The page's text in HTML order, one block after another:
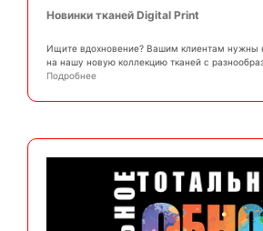
Новинки тканей Digital Print
Ищите вдохновение? Вашим клиентам нужны
на нашу новую коллекцию тканей с
Подробнее